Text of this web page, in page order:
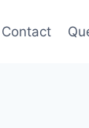
Contact